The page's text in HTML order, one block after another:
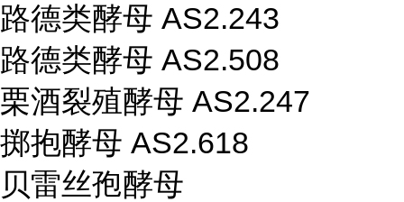
路德类酵母 AS2.243
路德类酵母 AS2.508
栗酒裂殖酵母 AS2.247
掷抱酵母 AS2.618
贝雷丝孢酵母